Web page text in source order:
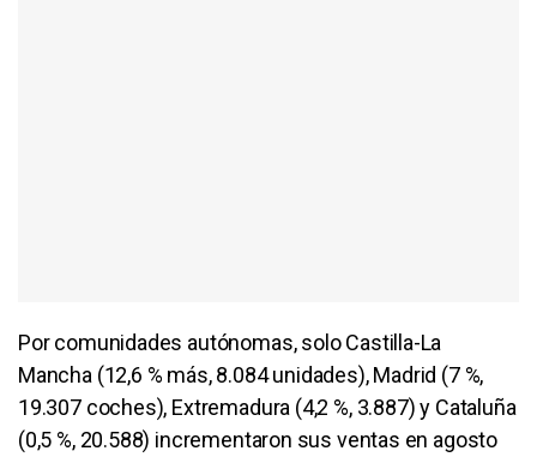
Por comunidades autónomas, solo Castilla-La
Mancha (12,6 % más, 8.084 unidades), Madrid (7 %,
19.307 coches), Extremadura (4,2 %, 3.887) y Cataluña
(0,5 %, 20.588) incrementaron sus ventas en agosto